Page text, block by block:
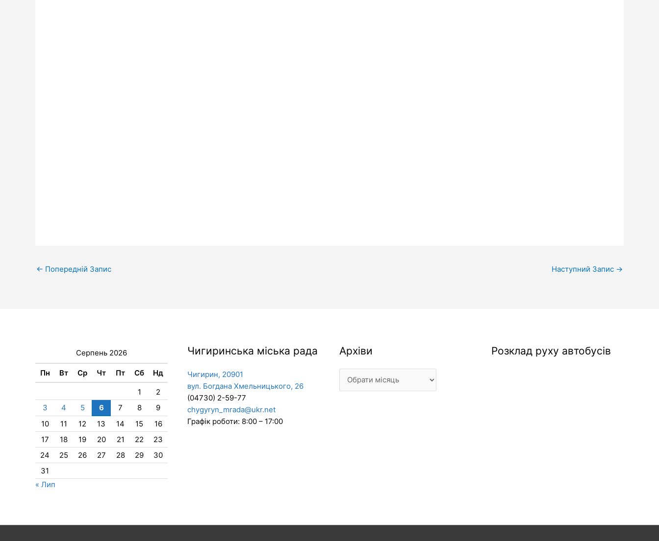
← Попередній Запис Наступний Запис →
Серпень 2026
Пн Вт Ср Чт Пт Сб Нд
1
2
3
4 5 6 7 8
9
10
11 12 13 14 15
16
17
18 19 20 21 22
23
24
25 26 27 28 29
30
31
« Лип
Чигиринська міська рада
Чигирин, 20901
вул. Богдана Хмельницького, 26
(04730) 2-59-77
chygyryn_mrada@ukr.net
Графік роботи: 8:00 – 17:00
Архіви
Архіви Розклад руху автобусів